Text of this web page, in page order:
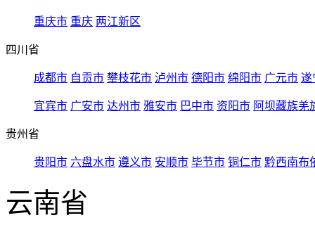
重庆市 重庆 两江新区
四川省
成都市 自贡市 攀枝花市 泸州市 德阳市 绵阳市 广元市 遂
宜宾市 广安市 达州市 雅安市 巴中市 资阳市 阿坝藏族羌
贵州省
贵阳市 六盘水市 遵义市 安顺市 毕节市 铜仁市 黔西南布
云南省